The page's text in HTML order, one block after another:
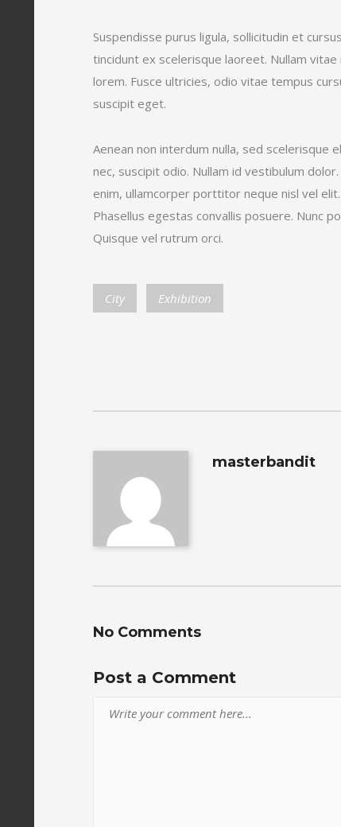
Suspendisse purus ligula, sollicitudin et
tincidunt ex scelerisque laoreet. Nullam
lorem. Fusce ultricies, odio vitae tempus
suscipit eget.
Aenean non interdum nulla, sed scelerisque
nec, suscipit odio. Nullam id vestibulum
enim, ullamcorper porttitor neque nisl vel
Phasellus egestas convallis posuere. Nunc
Quisque vel rutrum orci.
City Exhibition
masterbandit
No Comments
Post a Comment